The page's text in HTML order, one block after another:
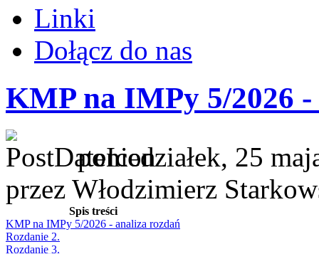
Linki
Dołącz do nas
KMP na IMPy 5/2026
poniedziałek, 25
przez Włodzimierz
Spis treści
KMP na IMPy 5/2026 - analiza rozdań
Rozdanie 2.
Rozdanie 3.